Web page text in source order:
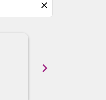
close
chevron_right